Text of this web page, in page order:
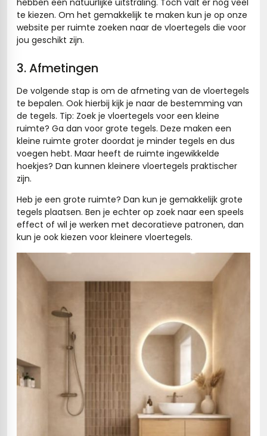
te kiezen. Om het gemakkelijk te maken kun je op onze
website per ruimte zoeken naar de vloertegels die voor
jou geschikt zijn.
3. Afmetingen
De volgende stap is om de afmeting van de vloertegels
te bepalen. Ook hierbij kijk je naar de bestemming van
de tegels. Tip: Zoek je vloertegels voor een kleine
ruimte? Ga dan voor grote tegels. Deze maken een
kleine ruimte groter doordat je minder tegels en dus
voegen hebt. Maar heeft de ruimte ingewikkelde
hoekjes? Dan kunnen kleinere vloertegels praktischer
zijn.
Heb je een grote ruimte? Dan kun je gemakkelijk grote
tegels plaatsen. Ben je echter op zoek naar een speels
effect of wil je werken met decoratieve patronen, dan
kun je ook kiezen voor kleinere vloertegels.